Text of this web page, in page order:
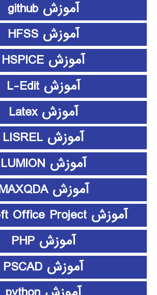
آموزش github
آموزش HFSS
آموزش HSPICE
آموزش L-Edit
آموزش Latex
آموزش LISREL
آموزش LUMION
آموزش MAXQDA
آموزش Microsoft Office Project
آموزش PHP
آموزش PSCAD